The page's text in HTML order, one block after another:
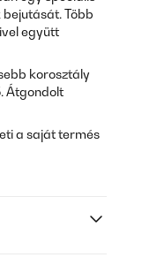
Több
együtt
korosztály
Átgondolt
a saját termés